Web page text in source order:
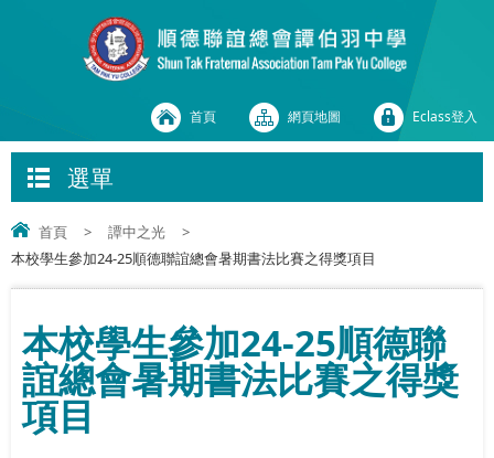
首頁 網頁地圖 Eclass登入
選單
首頁 > 譚中之光
>
本校學生參加24-25順德聯誼總會暑期書法比賽之得獎項目
本校學生參加24-25順德聯
誼總會暑期書法比賽之得獎
項目